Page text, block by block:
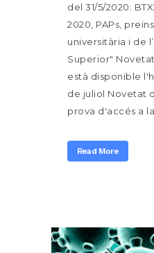
del 31/5/2020:
2020, PAPs,
universitària i de
Superior"
està disponible
de juliol Novetat
prova d'accés a
Read More